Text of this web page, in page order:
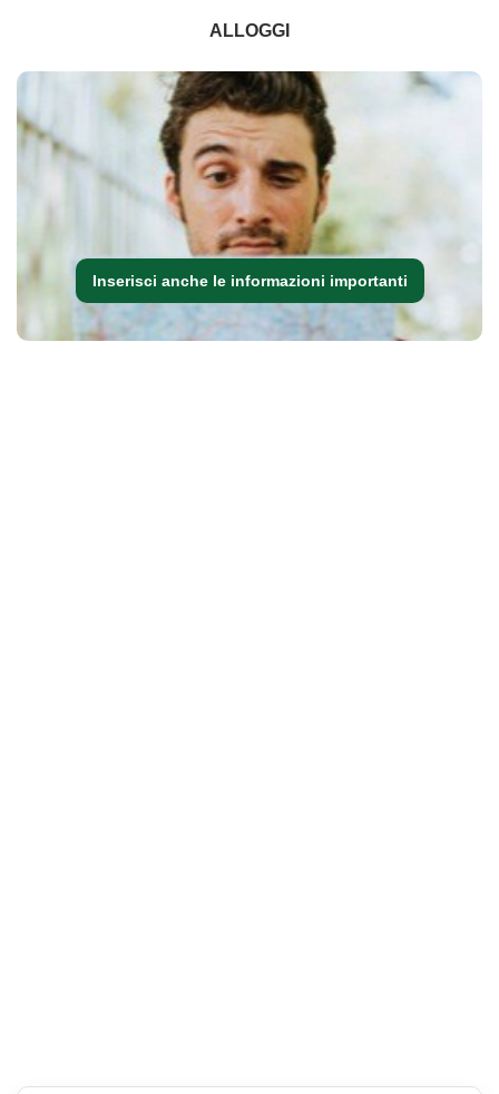
ALLOGGI
Inserisci anche le informazioni importanti